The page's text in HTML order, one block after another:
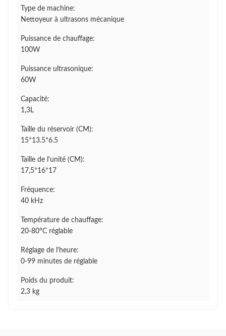
Type de machine:
Nettoyeur à ultrasons mécanique
Puissance de chauffage:
100W
Puissance ultrasonique:
60W
Capacité:
1,3L
Taille du réservoir (CM):
15*13.5*6.5
Taille de l'unité (CM):
17,5*16*17
Fréquence:
40 kHz
Température de chauffage:
20-80°C réglable
Réglage de l'heure:
0-99 minutes de réglable
Poids du produit:
2,3 kg